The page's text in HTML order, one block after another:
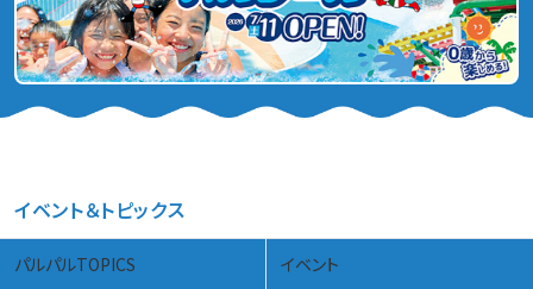
イベント＆トピックス
パルパルTOPICS イベント